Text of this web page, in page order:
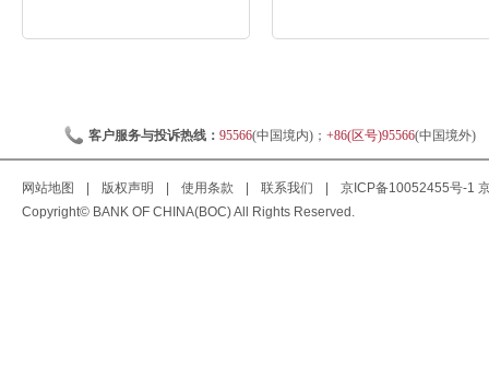
客户服务与投诉热线： 95566(中国境内)； +86(区号)95566(中国境外)
网站地图 版权声明 使用条款 联系我们 京ICP备10052455号-1
Copyright© BANK OF CHINA(BOC) All Rights Reserved.